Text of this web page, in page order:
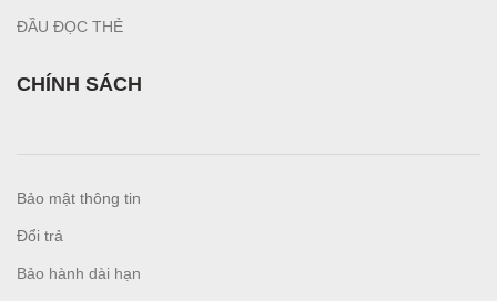
ĐẦU ĐỌC THẺ
CHÍNH SÁCH
Bảo mật thông tin
Đổi trả
Bảo hành dài hạn